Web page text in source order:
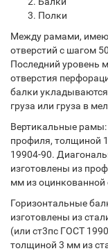
Полки
Между рамами,
отверстий с шагом
Последний уровень
отверстия
балки
груза или груза в
Вертикальные рамы:
профиля, толщиной
19904-90.
изготовлены из
мм из оцинкованной
Горизонтальные
изготовлены из
(или ст3пс ГОСТ
толщиной 3 мм из